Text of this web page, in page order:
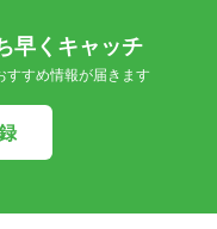
早くキャッチ
すすめ情報が届きます